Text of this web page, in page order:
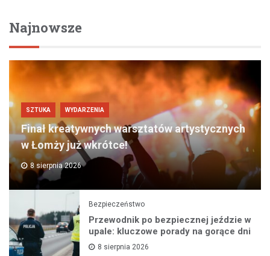
Najnowsze
SZTUKA WYDARZENIA
Finał kreatywnych warsztatów artystycznych
w Łomży już wkrótce!
8 sierpnia 2026
Bezpieczeństwo
Przewodnik po bezpiecznej jeździe w
upale: kluczowe porady na gorące dni
8 sierpnia 2026